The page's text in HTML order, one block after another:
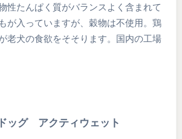
性たんぱく質がバランスよく含まれて
が入っていますが、穀物は不使用。鶏
老犬の食欲をそそります。国内の工場
ッグ アクティウェット